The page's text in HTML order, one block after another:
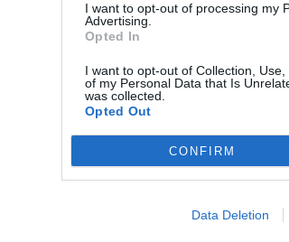
I want to opt-out of processing my
Advertising.
Opted In
I want to opt-out of Collection,
of my Personal Data that Is
was collected.
Opted Out
CONFIRM
Data Deletion